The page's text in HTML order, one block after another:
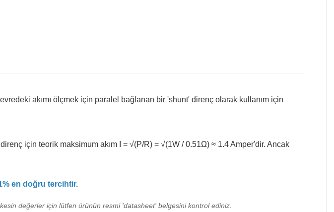
akımı ölçmek için paralel bağlanan bir 'shunt' direnç olarak kullanım için
için teorik maksimum akım I = √(P/R) = √(1W / 0.51Ω) ≈ 1.4 Amper'dir. Ancak
en doğru tercihtir.
değerler için lütfen ürünün resmi 'datasheet' belgesini kontrol ediniz.